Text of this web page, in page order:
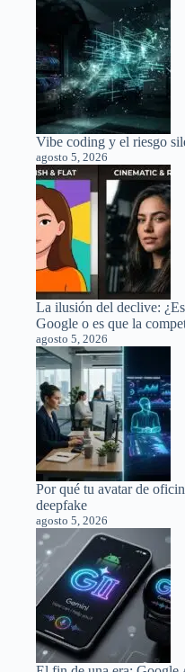
Vibe coding y el riesgo
agosto 5, 2026
La ilusión del declive:
Google o es que la
agosto 5, 2026
Por qué tu avatar de
deepfake
agosto 5, 2026